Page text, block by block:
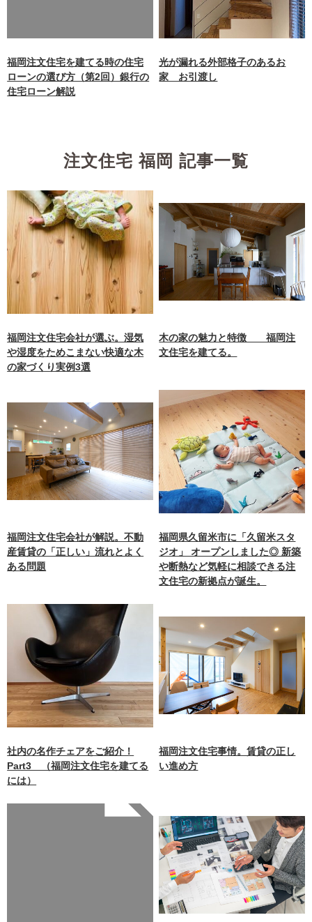
content/themes/nagasaki/f
unctions.phpon line 87
福岡注文住宅を建てる時の住宅
ローンの選び方（第2回）銀行の
住宅ローン解説
光が漏れる外部格子のあるお
家 お引渡し
注文住宅 福岡 記事一覧
福岡注文住宅会社が選ぶ。湿気
や湿度をためこまない快適な木
の家づくり実例3選
木の家の魅力と特徴 福岡注
文住宅を建てる。
福岡注文住宅会社が解説。不動
産賃貸の「正しい」流れとよく
ある問題
福岡県久留米市に「久留米スタ
ジオ」 オープンしました◎ 新築
や断熱など気軽に相談できる注
文住宅の新拠点が誕生。
社内の名作チェアをご紹介！
Part3 （福岡注文住宅を建てる
には）
福岡注文住宅事情。賃貸の正し
い進め方